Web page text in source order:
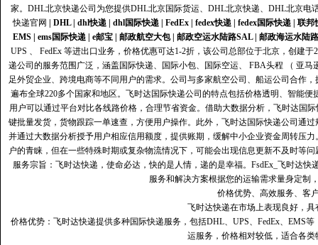
家。DHL北京快递公司为您提供DHL北京国际货运、DHL北京快递、DHL北京电
快递官网
DHL| dhl快递| dhl国际快递| FedEx| fedex快递| fedex国际快递| 联邦
EMS| ems国际快递| e邮宝| 邮政航空大包| 邮政空运水陆路SAL| 邮政海运水陆路
UPS 、 FedEx 等进出口业务，价格优惠可达1-2折，该公司总部位于北京，创建
递公司的服务范围广泛，涵盖国际快递、国际小包、国际空运、 FBA头程 （ 亚
足外贸企业、跨境电商等不同用户的需求。公司与多家航空公司、船运公司合作
遍布全球220多个国家和地区。飞时达国际快递公司的特点包括价格透明、智能
用户可以通过平台对比各线路价格，合理节省资金。借助大数据分析，飞时达国
键批量发货，货物跟踪一单速查，方便用户操作。此外，飞时达国际快递公司通
并通过大数据分析授予用户相应信用额度，提供账期，缓解中小企业资金周转压
户的青睐，但在一些特殊时期或复杂物流情况下，可能会出现信息更新不及时等
服务宗旨：飞时达快递，使命必达，快的是人情，递的是幸福。FsdEx_飞时达
服务和解决方案根据您的运输需求量身定制
价格优势、高效服务、客
飞时达快递在市场上表现良好，
价格优势：飞时达快递提供多种国际快递服务，包括DHL、UPS、FedEx、EMS
运服务，价格相对较低，适合各